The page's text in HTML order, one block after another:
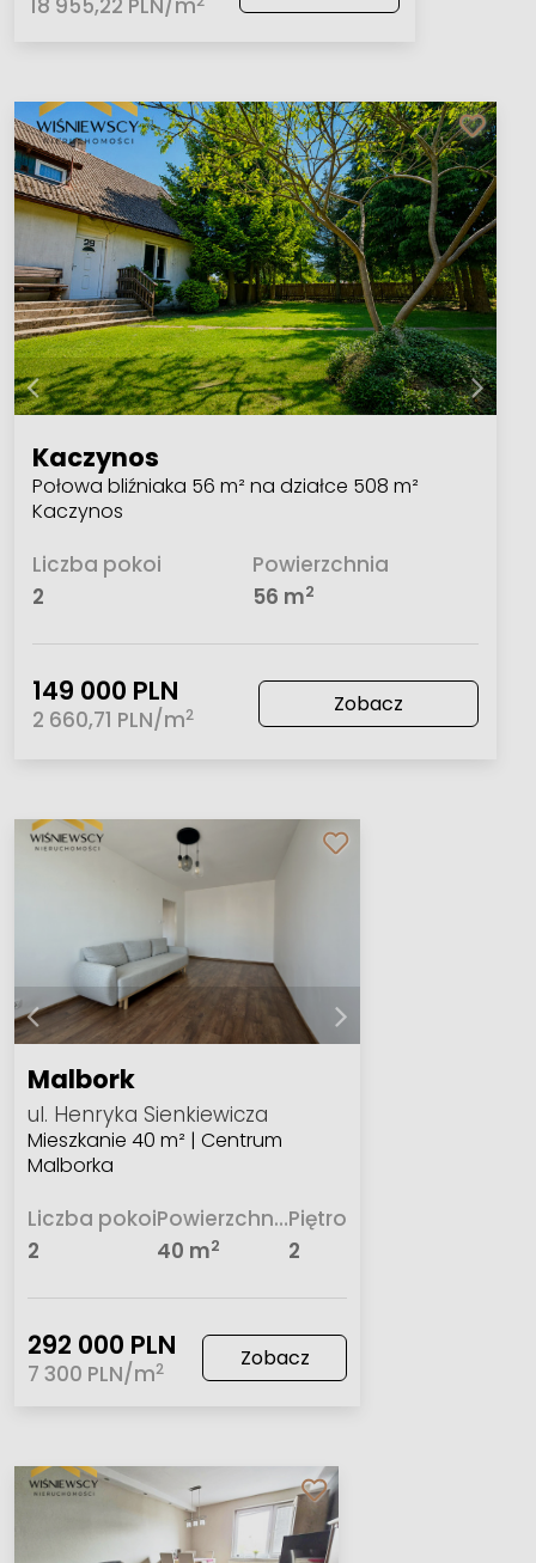
18 955,22 PLN/m
Kaczynos
Połowa bliźniaka 56 m² na działce 508 m²
Kaczynos
Liczba pokoi
2
Powierzchnia
56 m2
149 000 PLN
2 660,71 PLN/m2 Zobacz
Malbork
ul. Henryka Sienkiewicza
Mieszkanie 40 m² | Centrum
Malborka
Liczba pokoi
2
Powierzchnia
40 m2
Piętro
2
292 000 PLN
7 300 PLN/m2 Zobacz